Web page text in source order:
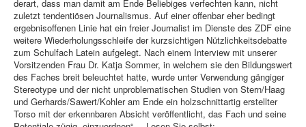
derart, dass man damit am Ende Beliebiges verfechten kann, nicht
zuletzt tendentiösen Journalismus. Auf einer offenbar eher bedingt
ergebnisoffenen Linie hat ein freier Journalist im Dienste des ZDF eine
weitere Wiederholungsschleife der kurzsichtigen Nützlichkeitsdebatte
zum Schulfach Latein aufgelegt. Nach einem Interview mit unserer
Vorsitzenden Frau Dr. Katja Sommer, in welchem sie den Bildungswert
des Faches breit beleuchtet hatte, wurde unter Verwendung gängiger
Stereotype und der nicht unproblematischen Studien von Stern/Haag
und Gerhards/Sawert/Kohler am Ende ein holzschnittartig erstellter
Torso mit der erkennbaren Absicht veröffentlicht, das Fach und seine